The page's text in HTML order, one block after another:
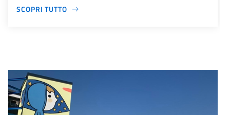
SCOPRI TUTTO